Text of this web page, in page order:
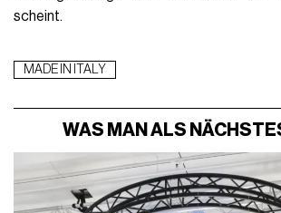
scheint.
MADE IN ITALY
WAS MAN ALS